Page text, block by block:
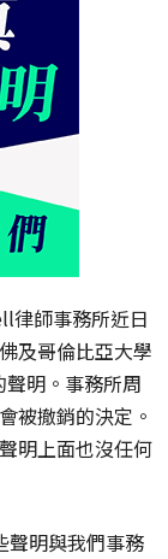
律師事務所近日
及哥倫比亞大學
明。事務所周
被撤銷的決定。
明上面也沒任何
聲明與我們事務